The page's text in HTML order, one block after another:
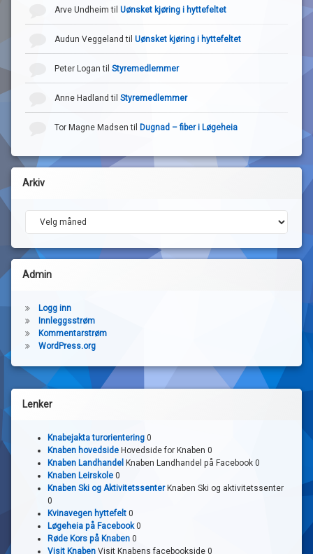
Arve Undheim til Uønsket kjøring i hyttefeltet
Audun Veggeland til Uønsket kjøring i hyttefeltet
Peter Logan til Styremedlemmer
Anne Hadland til Styremedlemmer
Tor Magne Madsen til Dugnad – fiber i Løgeheia
Arkiv
Admin
Logg inn
Innleggsstrøm
Kommentarstrøm
WordPress.org
Lenker
Knabejakta turorientering 0
Knaben hovedside Hovedside for Knaben 0
Knaben Landhandel Knaben Landhandel på Facebook 0
Knaben Leirskole 0
Knaben Ski og AktivitetssenterKnaben Ski og aktivitetssenter
0
Kvinavegen hyttefelt 0
Løgeheia på Facebook0
Røde Kors på Knaben 0
Visit Knaben Visit Knabens facebookside 0